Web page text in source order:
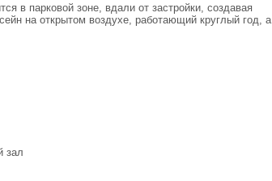
в парковой зоне, вдали от застройки, создавая
на открытом воздухе, работающий круглый год, а
зал